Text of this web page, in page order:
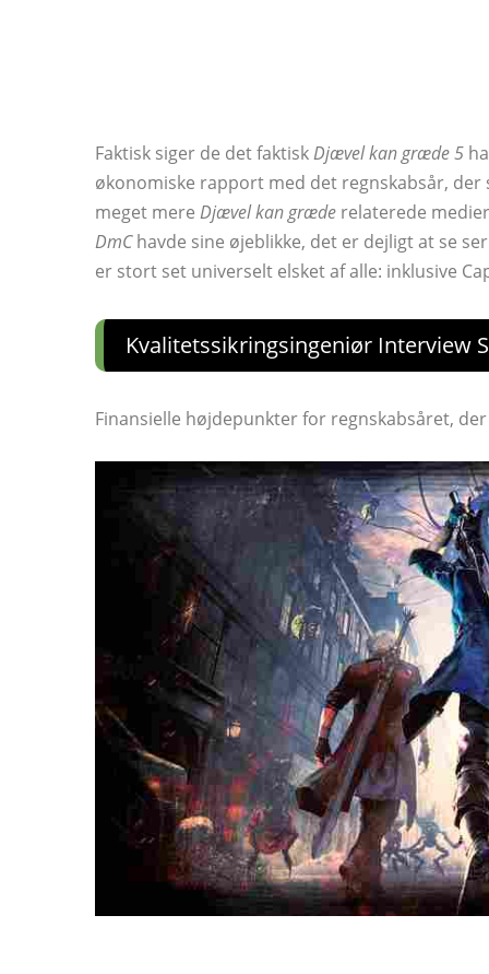
Faktisk siger de det faktiskDjævel kan græde 5
økonomiske rapport med det regnskabsår,
meget mere Djævel kan græde relaterede
DmChavde sine øjeblikke, det er dejligt at se
er stort set universelt elsket af alle: inklusive
Kvalitetssikringsingeniør Interview
Finansielle højdepunkter for regnskabsåret,